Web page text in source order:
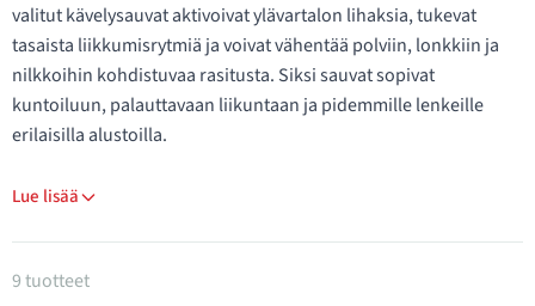
valitut kävelysauvat aktivoivat ylävartalon lihaksia, tukevat
tasaista liikkumisrytmiä ja voivat vähentää polviin, lonkkiin ja
nilkkoihin kohdistuvaa rasitusta. Siksi sauvat sopivat
kuntoiluun, palauttavaan liikuntaan ja pidemmille lenkeille
erilaisilla alustoilla.
Lue lisää
Tuotteet kategoriassa Kävelysauvat
9 tuotteet